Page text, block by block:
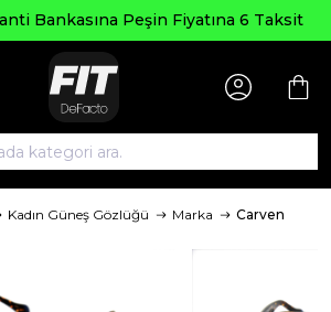
Bankasına Peşin Fiyatına 6 Taksit
Kadın Güneş Gözlüğü Marka Carven